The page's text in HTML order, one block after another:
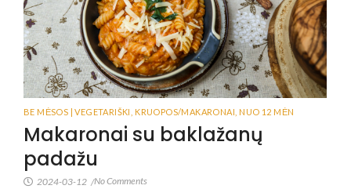
BE MĖSOS | VEGETARIŠKI KRUOPOS/MAKARONAI NUO 12 MĖN
Makaronai su baklažanų
padažu
2024-03-12 /No Comments